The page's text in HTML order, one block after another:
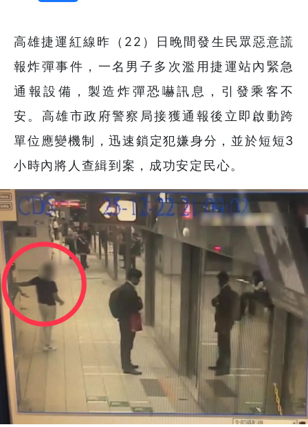
高雄捷運紅線昨（22）日晚間發生民眾惡意謊
報炸彈事件，一名男子多次濫用捷運站內緊急
通報設備，製造炸彈恐嚇訊息，引發乘客不
安。高雄市政府警察局接獲通報後立即啟動跨
單位應變機制，迅速鎖定犯嫌身分，並於短短3
小時內將人查緝到案，成功安定民心。